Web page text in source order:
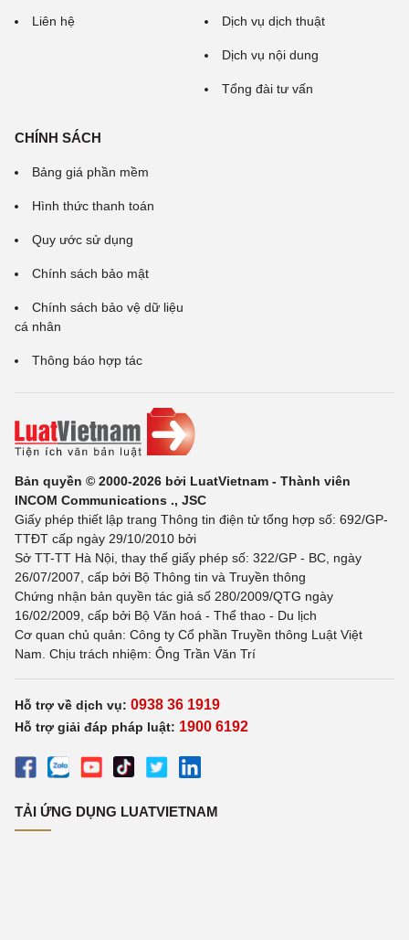
Liên hệ Dịch vụ dịch thuật
Dịch vụ nội dung
Tổng đài tư vấn
CHÍNH SÁCH
Bảng giá phần mềm
Hình thức thanh toán
Quy ước sử dụng
Chính sách bảo mật
Chính sách bảo vệ dữ liệu
cá nhân
Thông báo hợp tác
Bản quyền © 2000-2026 bởi LuatVietnam - Thành viên
INCOM Communications ., JSC
Giấy phép thiết lập trang Thông tin điện tử tổng hợp số: 692/GP-
TTĐT cấp ngày 29/10/2010 bởi
Sở TT-TT Hà Nội, thay thế giấy phép số: 322/GP - BC, ngày
26/07/2007, cấp bởi Bộ Thông tin và Truyền thông
Chứng nhận bản quyền tác giả số 280/2009/QTG ngày
16/02/2009, cấp bởi Bộ Văn hoá - Thể thao - Du lịch
Cơ quan chủ quản: Công ty Cổ phần Truyền thông Luật Việt
Nam. Chịu trách nhiệm: Ông Trần Văn Trí
Hỗ trợ về dịch vụ: 0938 36 1919
Hỗ trợ giải đáp pháp luật: 1900 6192
TẢI ỨNG DỤNG LUATVIETNAM